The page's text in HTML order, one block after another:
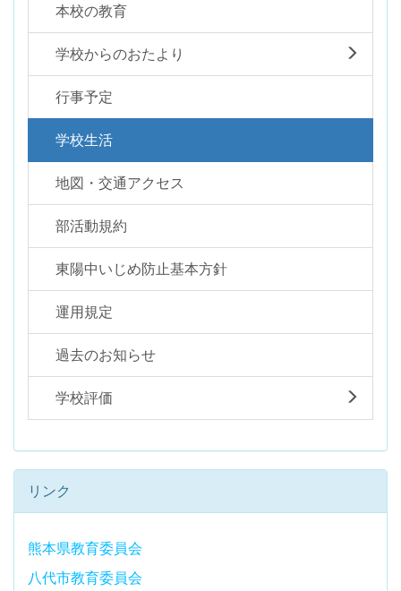
本校の教育
学校からのおたより
行事予定
学校生活
地図・交通アクセス
部活動規約
東陽中いじめ防止基本方針
運用規定
過去のお知らせ
学校評価
リンク
熊本県教育委員会
八代市教育委員会